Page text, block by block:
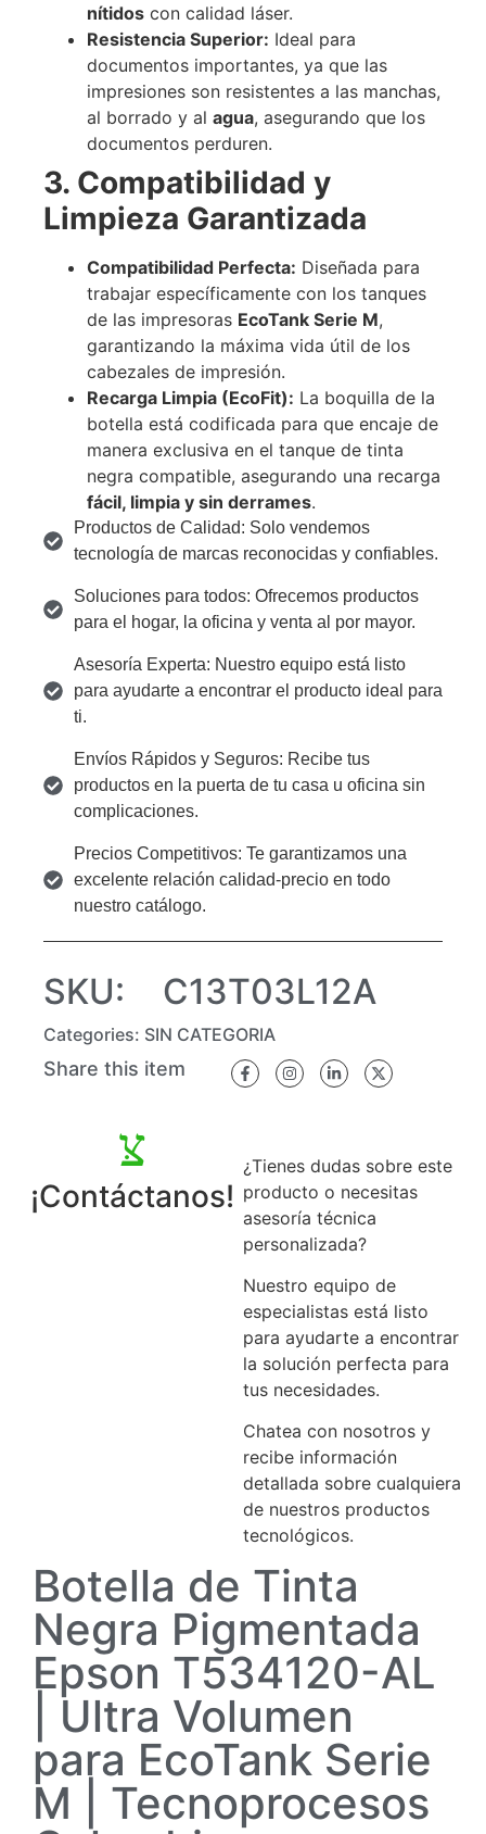
¡Contáctanos!
¿Tienes dudas sobre este
producto o necesitas
asesoría técnica
personalizada?
Nuestro equipo de
especialistas está listo
para ayudarte a encontrar
la solución perfecta para
tus necesidades.
Chatea con nosotros y
recibe información
detallada sobre cualquiera
de nuestros productos
tecnológicos.
Botella de Tinta
Negra Pigmentada
Epson T534120-AL
| Ultra Volumen
para EcoTank Serie
M | Tecnoprocesos
nítidos con calidad láser.
Resistencia Superior: Ideal para
documentos importantes, ya que las
impresiones son resistentes a las manchas,
al borrado y al agua, asegurando que los
documentos perduren.
3. Compatibilidad y
Limpieza Garantizada
Compatibilidad Perfecta: Diseñada para
trabajar específicamente con los tanques
de las impresoras EcoTank Serie M,
garantizando la máxima vida útil de los
cabezales de impresión.
Recarga Limpia (EcoFit): La boquilla de la
botella está codificada para que encaje de
manera exclusiva en el tanque de tinta
negra compatible, asegurando una recarga
fácil, limpia y sin derrames.
Productos de Calidad: Solo vendemos
tecnología de marcas reconocidas y confiables.
Soluciones para todos: Ofrecemos productos
para el hogar, la oficina y venta al por mayor.
Asesoría Experta: Nuestro equipo está listo
para ayudarte a encontrar el producto ideal para
ti.
Envíos Rápidos y Seguros: Recibe tus
productos en la puerta de tu casa u oficina sin
complicaciones.
Precios Competitivos: Te garantizamos una
excelente relación calidad-precio en todo
nuestro catálogo.
SKU: C13T03L12A
Categories: SIN CATEGORIA
Share this item